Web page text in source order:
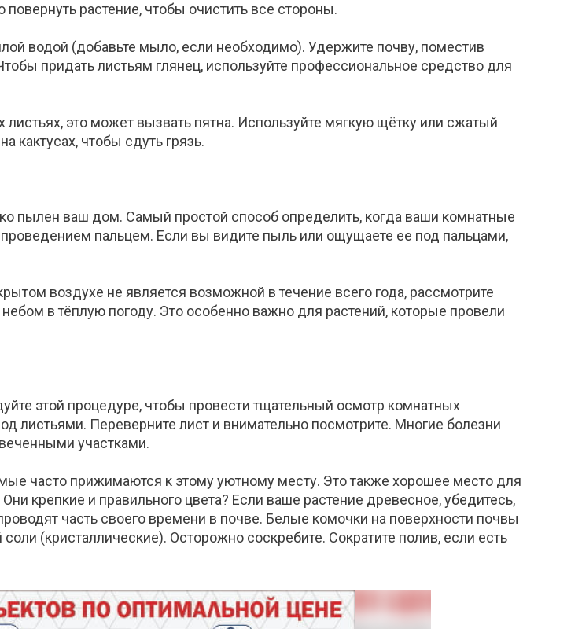
растение, чтобы очистить все стороны.
водой (добавьте мыло, если необходимо). Удержите почву, поместив
придать листьям глянец, используйте профессиональное средство для
это может вызвать пятна. Используйте мягкую щётку или сжатый
кактусах, чтобы сдуть грязь.
пылен ваш дом. Самый простой способ определить, когда ваши комнатные
пальцем. Если вы видите пыль или ощущаете ее под пальцами,
воздухе не является возможной в течение всего года, рассмотрите
в тёплую погоду. Это особенно важно для растений, которые провели
этой процедуре, чтобы провести тщательный осмотр комнатных
листьями. Переверните лист и внимательно посмотрите. Многие болезни
участками.
часто прижимаются к этому уютному месту. Это также хорошее место для
крепкие и правильного цвета? Если ваше растение древесное, убедитесь,
часть своего времени в почве. Белые комочки на поверхности почвы
(кристаллические). Осторожно соскребите. Сократите полив, если есть